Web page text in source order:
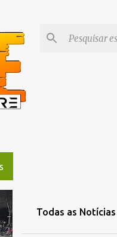
Todas as Notícias